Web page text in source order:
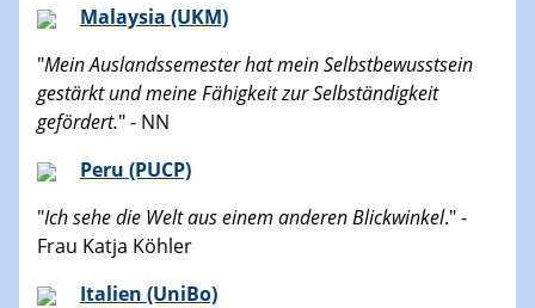
Malaysia (UKM)
"Mein Auslandssemester hat mein Selbstbewusstsein
gestärkt und meine Fähigkeit zur Selbständigkeit
gefördert." - NN
Peru (PUCP)
"Ich sehe die Welt aus einem anderen Blickwinkel." -
Frau Katja Köhler
Italien (UniBo)